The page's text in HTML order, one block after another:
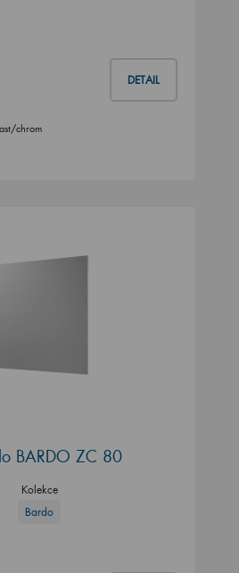
DETAIL
chrom
BARDO ZC 80
Kolekce
Bardo